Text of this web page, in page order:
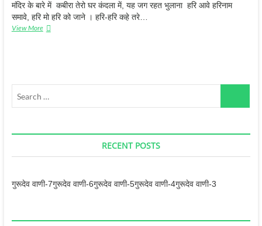
मंदिर के बारे में कबीरा तेरो घर कंदला में, यह जग रहत भुलाना हरि आवे हरिनाम
समावे, हरि मो हरि को जाने । हरि-हरि कहे तरे…
View Moreमंदिर
RECENT POSTS
गुरूदेव वाणी-7गुरूदेव वाणी-6गुरूदेव वाणी-5गुरूदेव वाणी-4गुरूदेव वाणी-3